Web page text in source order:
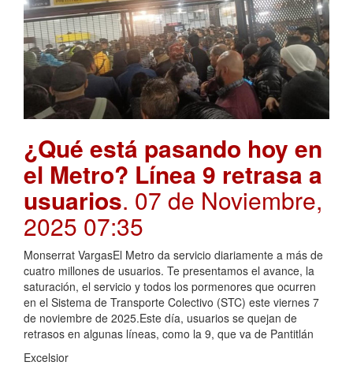
¿Qué está pasando hoy en
el Metro? Línea 9 retrasa a
usuarios. 07 de Noviembre,
2025 07:35
Monserrat VargasEl Metro da servicio diariamente a más de
cuatro millones de usuarios. Te presentamos el avance, la
saturación, el servicio y todos los pormenores que ocurren
en el Sistema de Transporte Colectivo (STC) este viernes 7
de noviembre de 2025.Este día, usuarios se quejan de
retrasos en algunas líneas, como la 9, que va de Pantitlán
Excelsior